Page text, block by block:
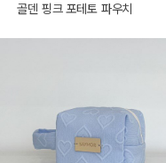
골덴 핑크 포테토 파우치